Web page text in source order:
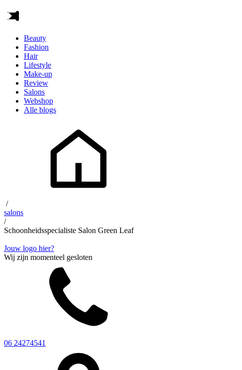
Beauty
Fashion
Hair
Lifestyle
Make-up
Review
Salons
Webshop
Alle blogs
/
salons
/
Schoonheidsspecialiste Salon Green Leaf
Jouw logo hier?
Wij zijn momenteel gesloten
06 24274541